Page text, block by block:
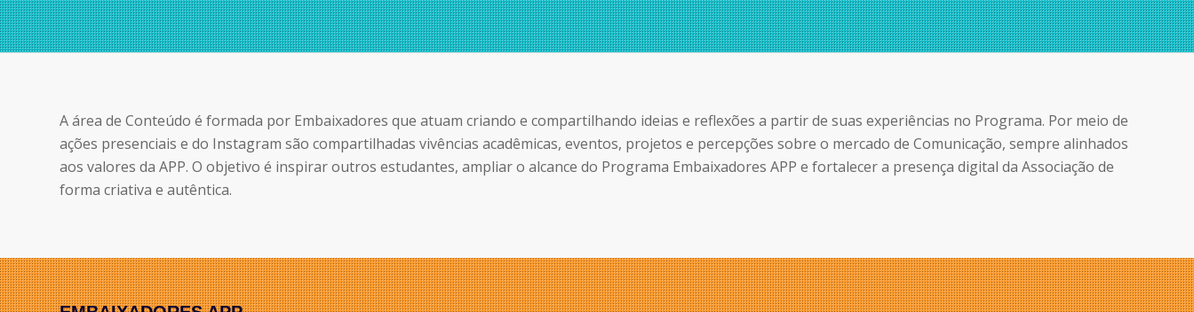
A área de Conteúdo é formada por Embaixadores que atuam criando e compartilhando ideias e reflexões a partir de suas experiências no Programa. Por meio de
ações presenciais e do Instagram são compartilhadas vivências acadêmicas, eventos, projetos e percepções sobre o mercado de Comunicação, sempre alinhados
aos valores da APP. O objetivo é inspirar outros estudantes, ampliar o alcance do Programa Embaixadores APP e fortalecer a presença digital da Associação de
forma criativa e autêntica.